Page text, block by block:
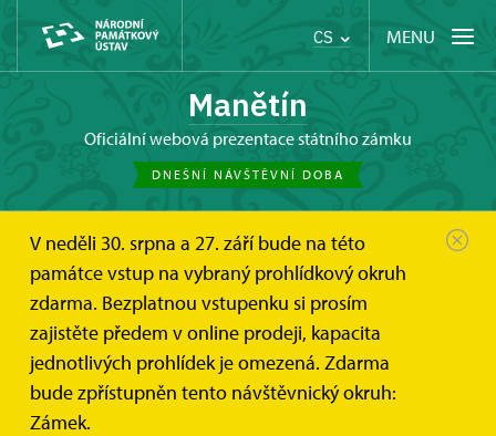
CS MENU
Manětín
oficiální webová prezentace státního zámku
DNEŠNÍ NÁVŠTĚVNÍ DOBA
V neděli 30. srpna a 27. září bude na této
památce vstup na vybraný prohlídkový okruh
zdarma. Bezplatnou vstupenku si prosím
zajistěte předem v online prodeji, kapacita
jednotlivých prohlídek je omezená. Zdarma
bude zpřístupněn tento návštěvnický okruh:
Zámek.
Manětín Informace pro návštěvníky
Vstupné
Slevy nebo vstup zdarma
Slevy na vstupném a vstup
zdarma *
NPÚ je partnerem několika mezinárodních